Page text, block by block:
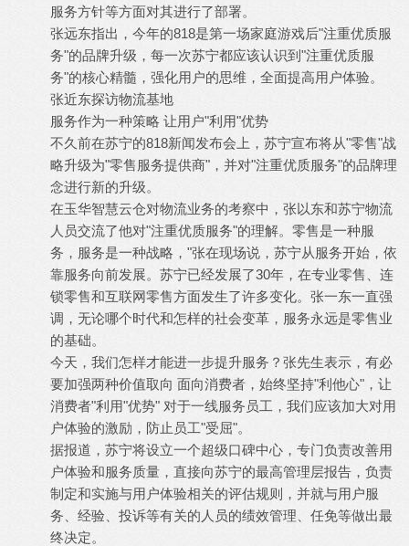
服务方针等方面对其进行了部署。
张远东指出，今年的818是第一场家庭游戏后"注重优质服
务"的品牌升级，每一次苏宁都应该认识到"注重优质服
务"的核心精髓，强化用户的思维，全面提高用户体验。
张近东探访物流基地
服务作为一种策略 让用户"利用"优势
不久前在苏宁的818新闻发布会上，苏宁宣布将从"零售"战
略升级为"零售服务提供商"，并对"注重优质服务"的品牌理
念进行新的升级。
在玉华智慧云仓对物流业务的考察中，张以东和苏宁物流
人员交流了他对"注重优质服务"的理解。零售是一种服
务，服务是一种战略，"张在现场说，苏宁从服务开始，依
靠服务向前发展。苏宁已经发展了30年，在专业零售、连
锁零售和互联网零售方面发生了许多变化。张一东一直强
调，无论哪个时代和怎样的社会变革，服务永远是零售业
的基础。
今天，我们怎样才能进一步提升服务？张先生表示，有必
要加强两种价值取向 面向消费者，始终坚持"利他心"，让
消费者"利用"优势" 对于一线服务员工，我们应该加大对用
户体验的激励，防止员工"受屈"。
据报道，苏宁将设立一个超级口碑中心，专门负责改善用
户体验和服务质量，直接向苏宁的最高管理层报告，负责
制定和实施与用户体验相关的评估规则，并就与用户服
务、经验、投诉等有关的人员的绩效管理、任免等做出最
终决定。